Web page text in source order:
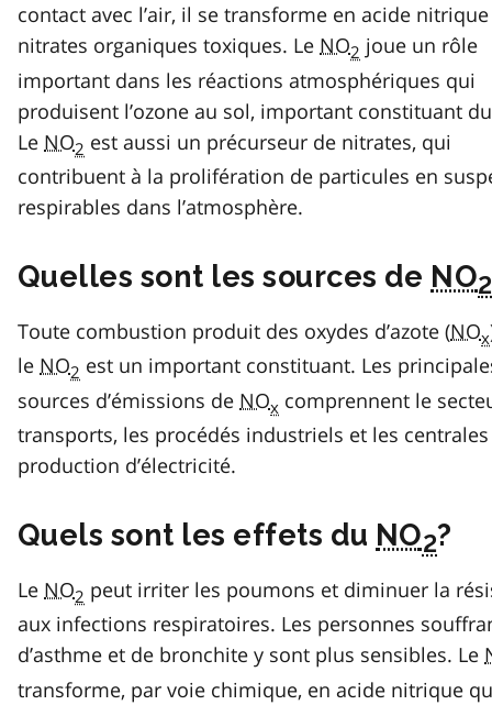
contact avec l’air, il se transforme en acide
nitrates organiques toxiques. Le NO2 joue un rôle
important dans les réactions atmosphériques qui
produisent l’ozone au sol, important constituant
Le NO2 est aussi un précurseur de nitrates, qui
contribuent à la prolifération de particules en
respirables dans l’atmosphère.
Quelles sont les sources de NO2
Toute combustion produit des oxydes d’azote (NOx
le NO2 est un important constituant. Les
sources d’émissions de NOx comprennent le
transports, les procédés industriels et les
production d’électricité.
Quels sont les effets du NO2?
Le NO2 peut irriter les poumons et diminuer la
aux infections respiratoires. Les personnes
d’asthme et de bronchite y sont plus sensibles. Le
transforme, par voie chimique, en acide nitrique